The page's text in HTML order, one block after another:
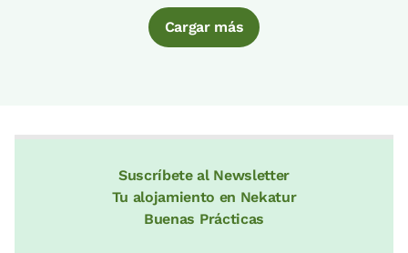
Cargar más
Suscríbete al Newsletter
Tu alojamiento en Nekatur
Buenas Prácticas